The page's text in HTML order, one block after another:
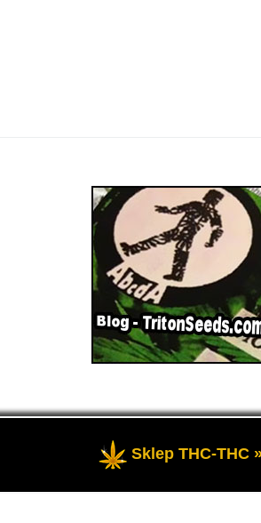
- Przedstawia portal-blog o
Sklep THC-THC